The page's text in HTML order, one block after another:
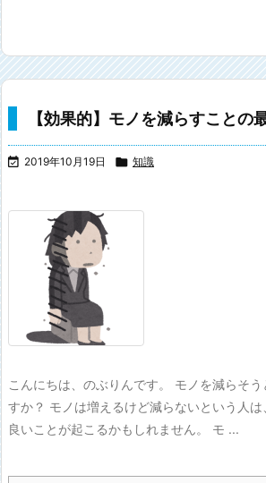
【効果的】モノを減らすことの
 2019年10月19日  知識
こんにちは、のぶりんです。 モノを減らそ
すか？ モノは増えるけど減らないという人は
良いことが起こるかもしれません。 モ ...